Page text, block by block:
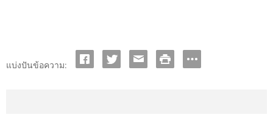
แบ่งปันข้อความ: